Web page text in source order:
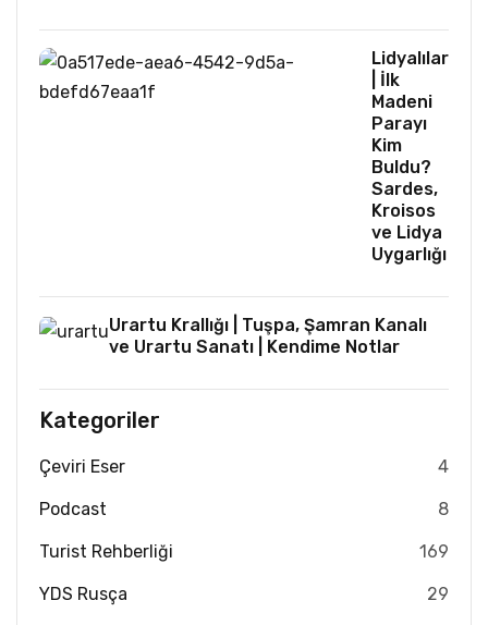
Lidyalılar
| İlk
Madeni
Parayı
Kim
Buldu?
Sardes,
Kroisos
ve Lidya
Uygarlığı
Urartu Krallığı | Tuşpa, Şamran Kanalı
ve Urartu Sanatı | Kendime Notlar
Kategoriler
Çeviri Eser 4
Podcast 8
Turist Rehberliği 169
YDS Rusça 29